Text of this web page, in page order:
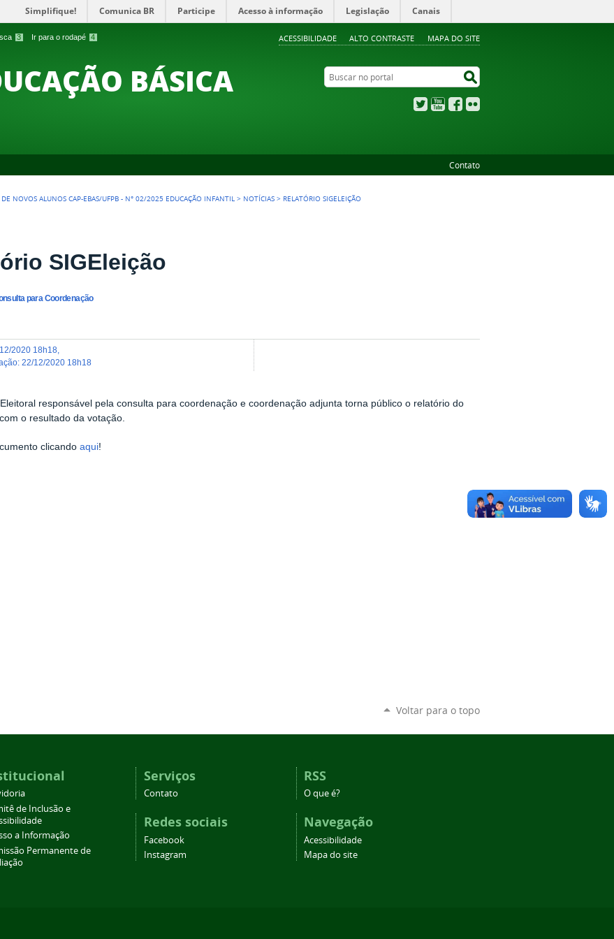
3 Ir para o rodapé 4 ACESSIBILIDADE ALTO CONTRASTE MAPA DO SITE
Simplifique! Comunica BR Participe Acesso à informação Legislação Canais
BÁSICA Buscar no portal
TwitterYouTubeFacebook
Contato
DE NOVOS ALUNOS CAP-EBAS/UFPB - N° 02/2025 EDUCAÇÃO INFANTIL > NOTÍCIAS > RELATÓRIO SIGELEIÇÃO
SIGEleição
para Coordenação
2020 18h18
:22/12/2020 18h18
responsável pela consulta para coordenação e coordenação adjunta torna público o relatório do
o resultado da votação.
clicando aqui!
Voltar para o topo
de Inclusão e
a Informação
Permanente de
Serviços
Contato
Redes sociais
Facebook
Instagram
RSS
O que é?
Navegação
Acessibilidade
Mapa do site